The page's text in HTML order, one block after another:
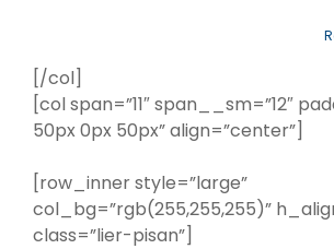
[/col]
[col span=”11″ span__sm=”12″
50px 0px 50px” align=”center”]
[row_inner style=”large”
col_bg=”rgb(255,255,255)”
class=”lier-pisan”]